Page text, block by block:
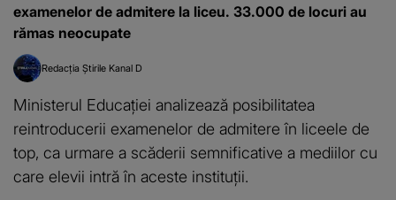
examenelor de admitere la liceu. 33.000 de locuri au
rămas neocupate
Redacția Știrile Kanal D
Ministerul Educației analizează posibilitatea
reintroducerii examenelor de admitere în liceele de
top, ca urmare a scăderii semnificative a mediilor cu
care elevii intră în aceste instituții.